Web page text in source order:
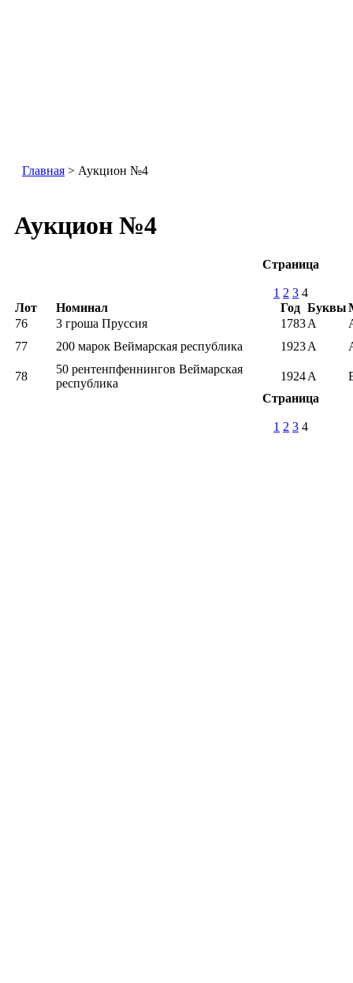
Главная > Аукцион №4
Аукцион №4
Страница
1 2 3 4
Лот
Номинал Год Буквы
76
3 гроша Пруссия 1783А
77
200 марок Веймарская республика 1923A
78
50 рентенпфеннингов Веймарская
республика
1924А
Страница
1 2 3 4